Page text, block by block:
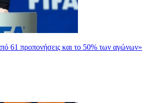
61 προπονήσεις και το 50% των αγώνων»